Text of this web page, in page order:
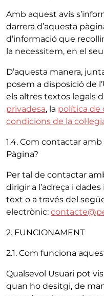
Amb aquest avís
darrera d’aquesta
d’informació que
la necessitem, en el seu
D’aquesta manera,
posem a disposició de
els altres textos legals
privadesa, la política de
condicions de la
1.4. Com contactar
Pàgina?
Per tal de contactar
dirigir a l’adreça i
text o a través del
electrònic:
2. FUNCIONAMENT
2.1. Com funciona
Qualsevol Usuari pot
quan ho desitgi, de